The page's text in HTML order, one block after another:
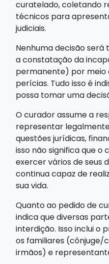
curatelado, coletando
técnicos para
judiciais.
Nenhuma decisão
a constatação da
permanente) por meio
perícias. Tudo isso é
possa tomar uma
O curador assume a
representar
questões jurídicas,
isso não significa que o
exercer vários de seus
continua capaz de
sua vida.
Quanto ao pedido de
indica que diversas
interdição. Isso inclui o
os familiares (cônjuge/
irmãos) e